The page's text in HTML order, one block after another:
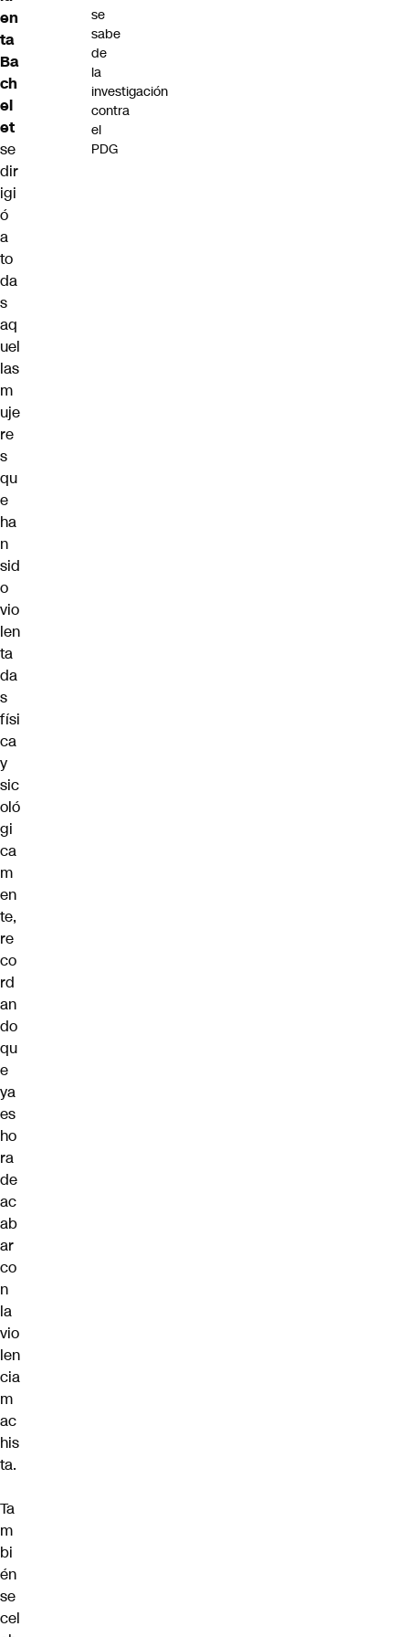
en
ta
Ba
ch
el
et
se
dir
igi
ó
a
to
da
s
aq
uel
las
m
uje
re
s
qu
e
ha
n
sid
o
vio
len
ta
da
s
físi
ca
y
sic
oló
gi
ca
m
en
te,
re
co
rd
an
do
qu
e
ya
es
ho
ra
de
ac
ab
ar
co
n
la
vio
len
cia
m
ac
his
ta.
Ta
m
bi
én
se
cel
se
sabe
de
la
investigación
contra
el
PDG